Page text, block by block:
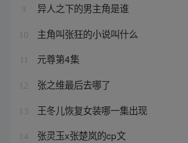
9 异人之下的男主角是谁
10 主角叫张狂的小说叫什么
元尊第4集
12 张之维最后去哪了
13 王冬儿恢复女装哪一集出现
14 张灵玉x张楚岚的cp文